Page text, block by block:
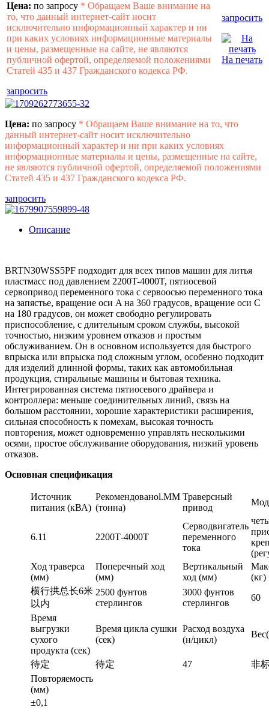
Цена: по запросу * Обращаем Ваше внимание на
то, что данный интернет-сайт носит
исключительно информационный характер и ни
при каких условиях информационные материалы
и цены, размещенные на сайте, не являются
публичной офертой, определяемой положениями
Статей 435 и 437 Гражданского кодекса РФ.
запросить
запросить
На печать
Цена: по запросу * Обращаем Ваше внимание на то, что
данный интернет-сайт носит исключительно
информационный характер и ни при каких условиях
информационные материалы и цены, размещенные на сайте,
не являются публичной офертой, определяемой положениями
Статей 435 и 437 Гражданского кодекса РФ.
запросить
Описание
BRTN30WSS5PF подходит для всех типов машин для литья
пластмасс под давлением 2200T-4000T, пятиосевой
сервопривод переменного тока с сервоосью переменного тока
на запястье, вращение оси A на 360 градусов, вращение оси C
на 180 градусов, он может свободно регулировать
приспособление, с длительным сроком службы, высокой
точностью, низким уровнем отказов и простым
обслуживанием. Он в основном используется для быстрого
впрыска или впрыска под сложным углом, особенно подходит
для изделий длинной формы, таких как автомобильная
продукция, стиральные машины и бытовая техника.
Интегрированная система пятиосевого драйвера и
контроллера: меньше соединительных линий, связь на
большом расстоянии, хорошие характеристики расширения,
сильная способность к помехам, высокая точность
повторения, может одновременно управлять несколькими
осями, простое обслуживание оборудования, низкий уровень
отказов.
Основная спецификация
Источник
питания (кВА)
Рекомендованоl.MM
(тонна)
Траверсный
привод
6.11 2200Т-4000Т
Серводвигатель
переменного
тока
Ход траверса
(мм)
Поперечный ход
(мм)
Вертикальный
ход (мм)
(кг)
横行拱总长6米
以内
2500 фунтов
стерлингов
3000 фунтов
стерлингов
60
Время
выгрузки
сухого
продукта (сек)
Время цикла сушки
(сек)
Расход воздуха
(н/цикл)
待定 待定 47
非
Повторяемость
(мм)
±0,1